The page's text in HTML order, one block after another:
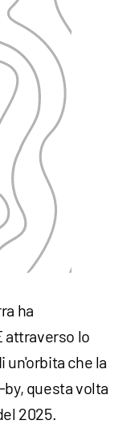
ha
attraverso lo
un'orbita che la
questa volta
2025.